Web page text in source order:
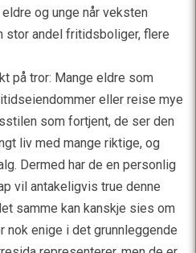
og unge når veksten
stor andel fritidsboliger, flere
på tror: Mange eldre som
eller reise mye
som fortjent, de ser den
liv med mange riktige, og
Dermed har de en personlig
vil antakeligvis true denne
samme kan kanskje sies om
nok enige i det grunnleggende